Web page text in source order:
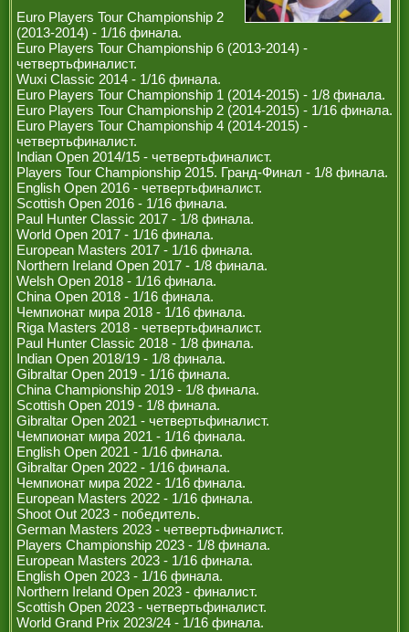
ЧЕМПИОНЫ МИРА
ЛЕГЕНДЫ СНУКЕРА
РЕФЕРИ
Euro Players Tour Championship 2
(2013-2014) - 1/16 финала.
Euro Players Tour Championship 6 (2013-2014) -
четвертьфиналист.
Wuxi Classic 2014 - 1/16 финала.
Euro Players Tour Championship 1 (2014-2015) - 1/8 финала.
Euro Players Tour Championship 2 (2014-2015) - 1/16 финала.
Euro Players Tour Championship 4 (2014-2015) -
четвертьфиналист.
Indian Open 2014/15 - четвертьфиналист.
Players Tour Championship 2015. Гранд-Финал - 1/8 финала.
English Open 2016 - четвертьфиналист.
Scottish Open 2016 - 1/16 финала.
Paul Hunter Classic 2017 - 1/8 финала.
World Open 2017 - 1/16 финала.
European Masters 2017 - 1/16 финала.
Northern Ireland Open 2017 - 1/8 финала.
Welsh Open 2018 - 1/16 финала.
China Open 2018 - 1/16 финала.
Чемпионат мира 2018 - 1/16 финала.
Riga Masters 2018 - четвертьфиналист.
Paul Hunter Classic 2018 - 1/8 финала.
Indian Open 2018/19 - 1/8 финала.
Gibraltar Open 2019 - 1/16 финала.
China Championship 2019 - 1/8 финала.
Scottish Open 2019 - 1/8 финала.
Gibraltar Open 2021 - четвертьфиналист.
Чемпионат мира 2021 - 1/16 финала.
English Open 2021 - 1/16 финала.
Gibraltar Open 2022 - 1/16 финала.
Чемпионат мира 2022 - 1/16 финала.
European Masters 2022 - 1/16 финала.
Shoot Out 2023 - победитель.
German Masters 2023 - четвертьфиналист.
Players Championship 2023 - 1/8 финала.
European Masters 2023 - 1/16 финала.
English Open 2023 - 1/16 финала.
Northern Ireland Open 2023 - финалист.
Scottish Open 2023 - четвертьфиналист.
World Grand Prix 2023/24 - 1/16 финала.